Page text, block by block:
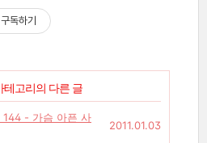
구독하기
테고리의 다른 글
- 가슴 아픈 사
2011.01.03